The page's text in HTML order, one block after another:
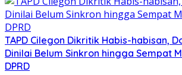
TAPD Cilegon Dikritik Habis-habisan,
Dinilai Belum Sinkron hingga Sempat
DPRD